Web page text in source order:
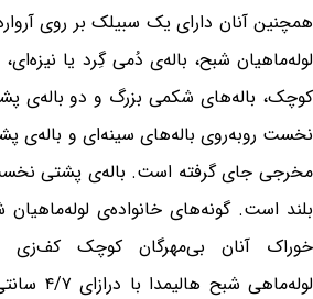
همچنین آنان دارای یک سبیلک بر روی
لوله‌ماهیان شبح، باله‌ی دُمی گِرد یا
کوچک، باله‌های شکمی بزرگ و دو باله‌ی
نخست روبه‌روی باله‌های سینه‌ای و باله‌ی
بلند است. گونه‌های خانواده‌ی
خوراک آنان بی‌مهرگان کوچک کف‌زی و
لوله‌ماهی